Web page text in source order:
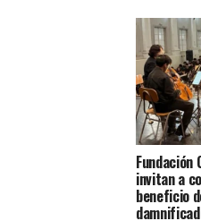
Fundación
invitan a
beneficio